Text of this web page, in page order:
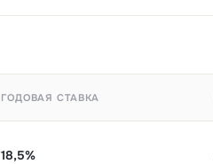
ГОДОВАЯ СТАВКА
18,5%